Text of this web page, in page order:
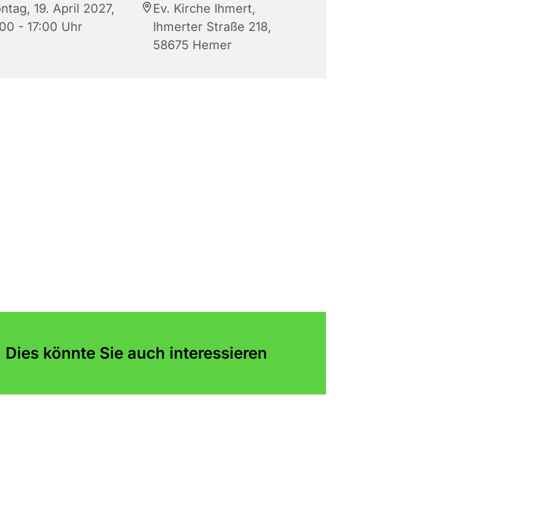
19. April 2027,
- 17:00 Uhr
Ev. Kirche Ihmert,
Ihmerter Straße 218,
58675 Hemer
Dies könnte Sie auch interessieren